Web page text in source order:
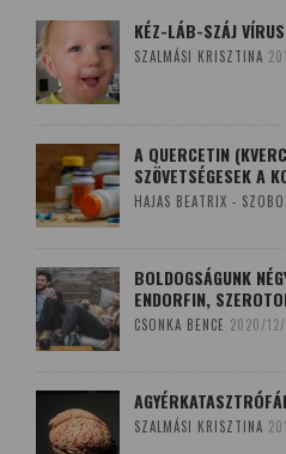
KÉZ-LÁB-SZÁJ
SZALMÁSI KRISZTINA
A QUERCETIN
SZÖVETSÉGESEK A
HAJAS BEATRIX -
BOLDOGSÁGUNK
ENDORFIN,
CSONKA BENCE 2020/
SZALMÁSI KRISZTINA